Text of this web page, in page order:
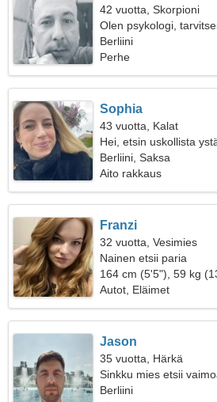
42 vuotta, Skorpioni
Olen psykologi,
Berliini
Perhe
Sophia
43 vuotta, Kalat
Hei, etsin uskollista
Berliini, Saksa
Aito rakkaus
Franzi
32 vuotta, Vesimies
Nainen etsii paria
164 cm (5'5"), 59 kg
Autot, Eläimet
Jason
35 vuotta, Härkä
Sinkku mies etsii
Berliini